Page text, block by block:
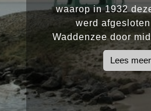
waarop in 1932
werd
Waddenzee door
Lees meer